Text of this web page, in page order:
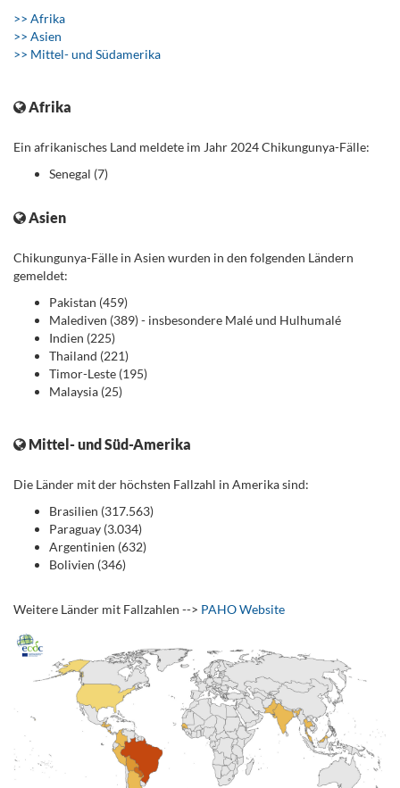
>> Afrika
>> Asien
>> Mittel- und Südamerika
Afrika
Ein afrikanisches Land meldete im Jahr 2024 Chikungunya-Fälle:
Senegal (7)
Asien
Chikungunya-Fälle in Asien wurden in den folgenden Ländern
gemeldet:
Pakistan (459)
Malediven (389) - insbesondere Malé und Hulhumalé
Indien (225)
Thailand (221)
Timor-Leste (195)
Malaysia (25)
Mittel- und Süd-Amerika
Die Länder mit der höchsten Fallzahl in Amerika sind:
Brasilien (317.563)
Paraguay (3.034)
Argentinien (632)
Bolivien (346)
Weitere Länder mit Fallzahlen --> PAHO Website